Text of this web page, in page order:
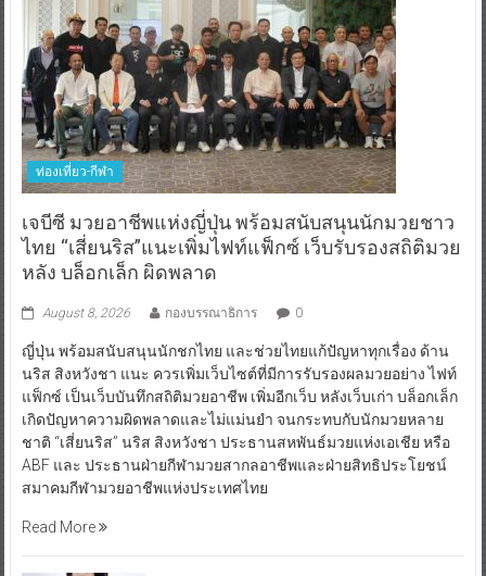
ท่องเที่ยว-กีฬา
เจบีซี มวยอาชีพแห่งญี่ปุ่น พร้อมสนับสนุนนักมวยชาว
ไทย “เสี่ยนริส”แนะเพิ่มไฟท์แฟ็กซ์ เว็บรับรองสถิติมวย
หลัง บล็อกเล็ก ผิดพลาด
August 8, 2026 กองบรรณาธิการ 0
ญี่ปุ่น พร้อมสนับสนุนนักชกไทย และช่วยไทยแก้ปัญหาทุกเรื่อง ด้าน
นริส สิงหวังชา แนะ ควรเพิ่มเว็บไซต์ที่มีการรับรองผลมวยอย่าง ไฟท์
แฟ็กซ์ เป็นเว็บบันทึกสถิติมวยอาชีพ เพิ่มอีกเว็บ หลังเว็บเก่า บล็อกเล็ก
เกิดปัญหาความผิดพลาดและไม่แม่นยำ จนกระทบกับนักมวยหลาย
ชาติ “เสี่ยนริส” นริส สิงหวังชา ประธานสหพันธ์มวยแห่งเอเชีย หรือ
ABF และ ประธานฝ่ายกีฬามวยสากลอาชีพและฝ่ายสิทธิประโยชน์
สมาคมกีฬามวยอาชีพแห่งประเทศไทย
Read More